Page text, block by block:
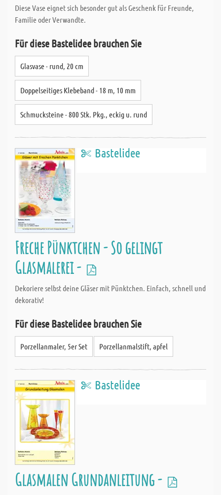
Diese Vase eignet sich besonder gut als Geschenk für Freunde,
Familie oder Verwandte.
Für diese Bastelidee brauchen Sie
Glasvase - rund, 20 cm
Doppelseitiges Klebeband - 18 m, 10 mm
Schmucksteine - 800 Stk. Pkg., eckig u. rund
Bastelidee
Freche Pünktchen - So gelingt
Glasmalerei -
Dekoriere selbst deine Gläser mit Pünktchen. Einfach, schnell und
dekorativ!
Für diese Bastelidee brauchen Sie
Porzellanmaler, 5er Set Porzellanmalstift, apfel
Bastelidee
Glasmalen Grundanleitung -